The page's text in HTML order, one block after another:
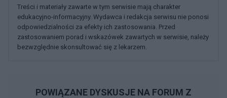
Treści i materiały zawarte w tym serwisie mają charakter
edukacyjno-informacyjny. Wydawca i redakcja serwisu nie ponosi
odpowiedzialności za efekty ich zastosowania. Przed
zastosowaniem porad i wskazówek zawartych w serwisie, należy
bezwzględnie skonsultować się z lekarzem.
POWIĄZANE DYSKUSJE NA FORUM Z